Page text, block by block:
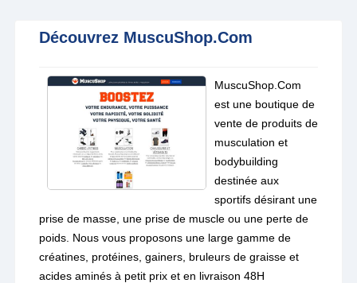
Découvrez MuscuShop.Com
MuscuShop.Com
est une boutique de
vente de produits de
musculation et
bodybuilding
destinée aux
sportifs désirant une
prise de masse, une prise de muscle ou une perte de
poids. Nous vous proposons une large gamme de
créatines, protéines, gainers, bruleurs de graisse et
acides aminés à petit prix et en livraison 48H